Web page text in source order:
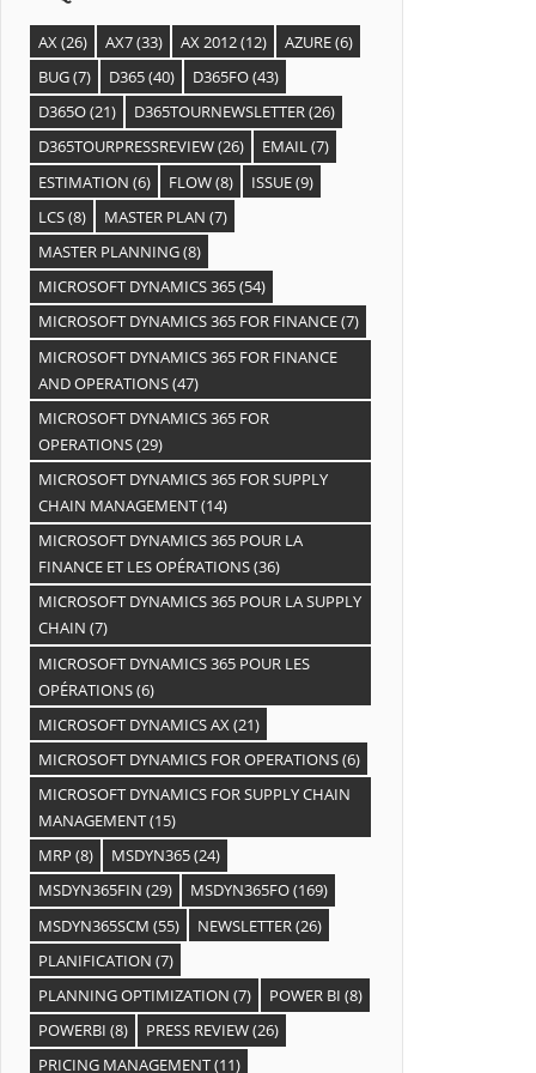
AX(26) AX7(33) AX 2012(12) AZURE(6)
BUG(7) D365(40) D365FO(43)
D365O(21) D365TOURNEWSLETTER(26)
D365TOURPRESSREVIEW(26) EMAIL(7)
ESTIMATION (6) FLOW(8) ISSUE(9)
LCS(8) MASTER PLAN (7)
MASTER PLANNING(8)
MICROSOFT DYNAMICS 365(54)
MICROSOFT DYNAMICS 365 FOR FINANCE(7)
MICROSOFT DYNAMICS 365 FOR FINANCE
AND OPERATIONS(47)
MICROSOFT DYNAMICS 365 FOR
OPERATIONS(29)
MICROSOFT DYNAMICS 365 FOR SUPPLY
CHAIN MANAGEMENT(14)
MICROSOFT DYNAMICS 365 POUR LA
FINANCE ET LES OPÉRATIONS(36)
MICROSOFT DYNAMICS 365 POUR LA SUPPLY
CHAIN (7)
MICROSOFT DYNAMICS 365 POUR LES
OPÉRATIONS(6)
MICROSOFT DYNAMICS AX(21)
MICROSOFT DYNAMICS FOR OPERATIONS(6)
MICROSOFT DYNAMICS FOR SUPPLY CHAIN
MANAGEMENT(15)
MRP (8) MSDYN365(24)
MSDYN365FIN (29) MSDYN365FO(169)
MSDYN365SCM (55) NEWSLETTER(26)
PLANIFICATION (7)
PLANNING OPTIMIZATION (7) POWER BI (8)
POWERBI (8) PRESS REVIEW(26)
PRICING MANAGEMENT(11)